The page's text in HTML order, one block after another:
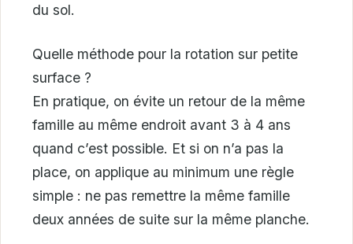
du sol.
Quelle méthode pour la rotation sur petite
surface ?
En pratique, on évite un retour de la même
famille au même endroit avant 3 à 4 ans
quand c’est possible. Et si on n’a pas la
place, on applique au minimum une règle
simple : ne pas remettre la même famille
deux années de suite sur la même planche.